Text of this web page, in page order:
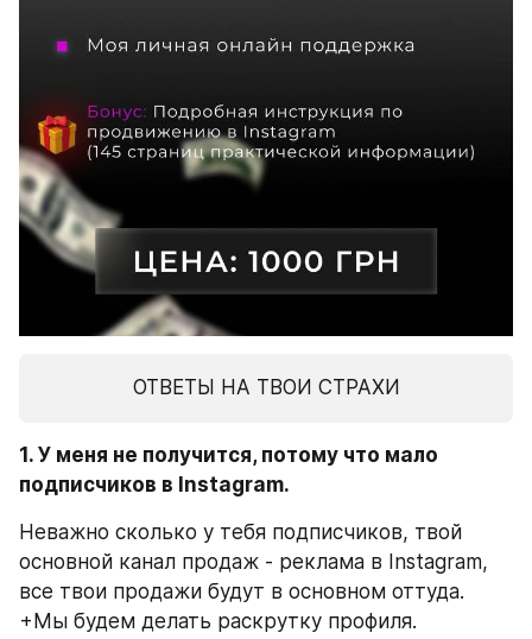
ОТВЕТЫ НА ТВОИ СТРАХИ
1. У меня не получится, потому что мало
подписчиков в Instagram.
Неважно сколько у тебя подписчиков, твой
основной канал продаж - реклама в Instagram,
все твои продажи будут в основном оттуда.
+Мы будем делать раскрутку профиля.